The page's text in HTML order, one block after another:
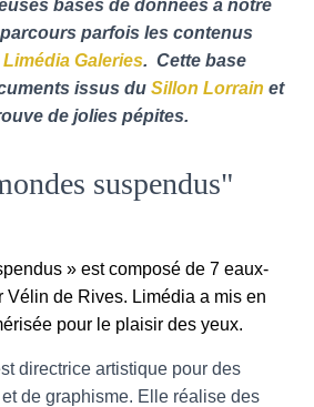
A
bases de données à notre
parfois les contenus
Limédia Galeries. Cette base
issus du Sillon Lorrain et
de jolies pépites.
suspendus"
» est composé de 7 eaux-
Vélin de Rives. Limédia a mis en
pour le plaisir des yeux.
directrice artistique pour des
de graphisme. Elle réalise des